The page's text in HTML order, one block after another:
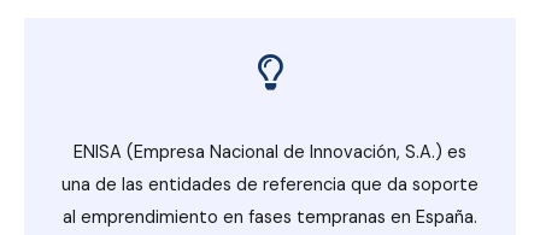
ENISA (Empresa Nacional de Innovación, S.A.) es
una de las entidades de referencia que da soporte
al emprendimiento en fases tempranas en España.